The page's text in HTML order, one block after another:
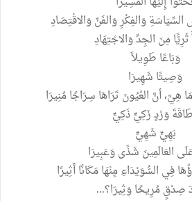
وَالفِكْرِ وَالفَنِّ وَالاقْتِصَادِ
مِنَ الجِدِّ وَالاجْتِهَادِ
وَبَاعًا طَوِيلاً
وَصِيتًا شَهِيرَا
أنَّ العُيُونَ تَرَاهَا سِرَاجًا مُنِيرَا
وَرْدٍ زَكِيٍّ ذَكِيٍّ
بَهِيٍّ شَهِيٍّ
العَالَمِينَ شَذًى وَعَبِيرَا
فِي السُّوَيْدَاءِ مٍنْهَا مَكَانًا أَثِيرًا
صِدْقٍ مُرِيحًا وَثِيرَا؟...